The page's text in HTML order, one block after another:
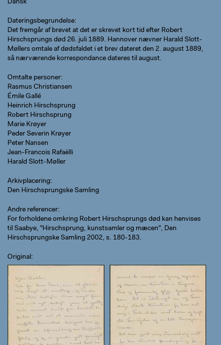
Dansk
Dateringsbegrundelse
Det fremgår af brevet at det er skrevet kort tid efter Robert
Hirschsprungs død 26. juli 1889. Hannover nævner Harald Slott-
Møllers omtale af dødsfaldet i et brev dateret den 2. august 1889,
så nærværende korrespondance dateres til august.
Omtalte personer
Rasmus Christiansen
Émile Gallé
Heinrich Hirschsprung
Robert Hirschsprung
Marie Krøyer
Peder Severin Krøyer
Peter Nansen
Jean-Francois Rafaëlli
Harald Slott-Møller
Arkivplacering
Den Hirschsprungske Samling
Andre referencer
For forholdene omkring Robert Hirschsprungs død kan henvises
til Saabye, "Hirschsprung, kunstsamler og mæcen", Den
Hirschsprungske Samling 2002, s. 180-183.
Original